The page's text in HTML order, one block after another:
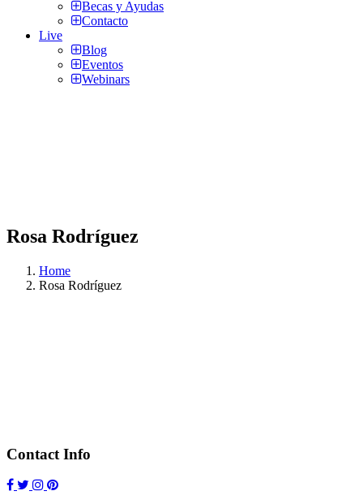
Becas y Ayudas
Contacto
Live
Blog
Eventos
Webinars
Rosa Rodríguez
Home
Rosa Rodríguez
Contact Info